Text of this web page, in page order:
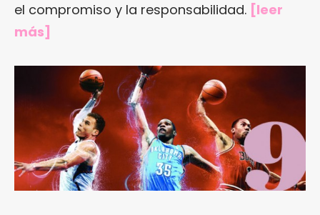
el compromiso y la responsabilidad. [leer
más]